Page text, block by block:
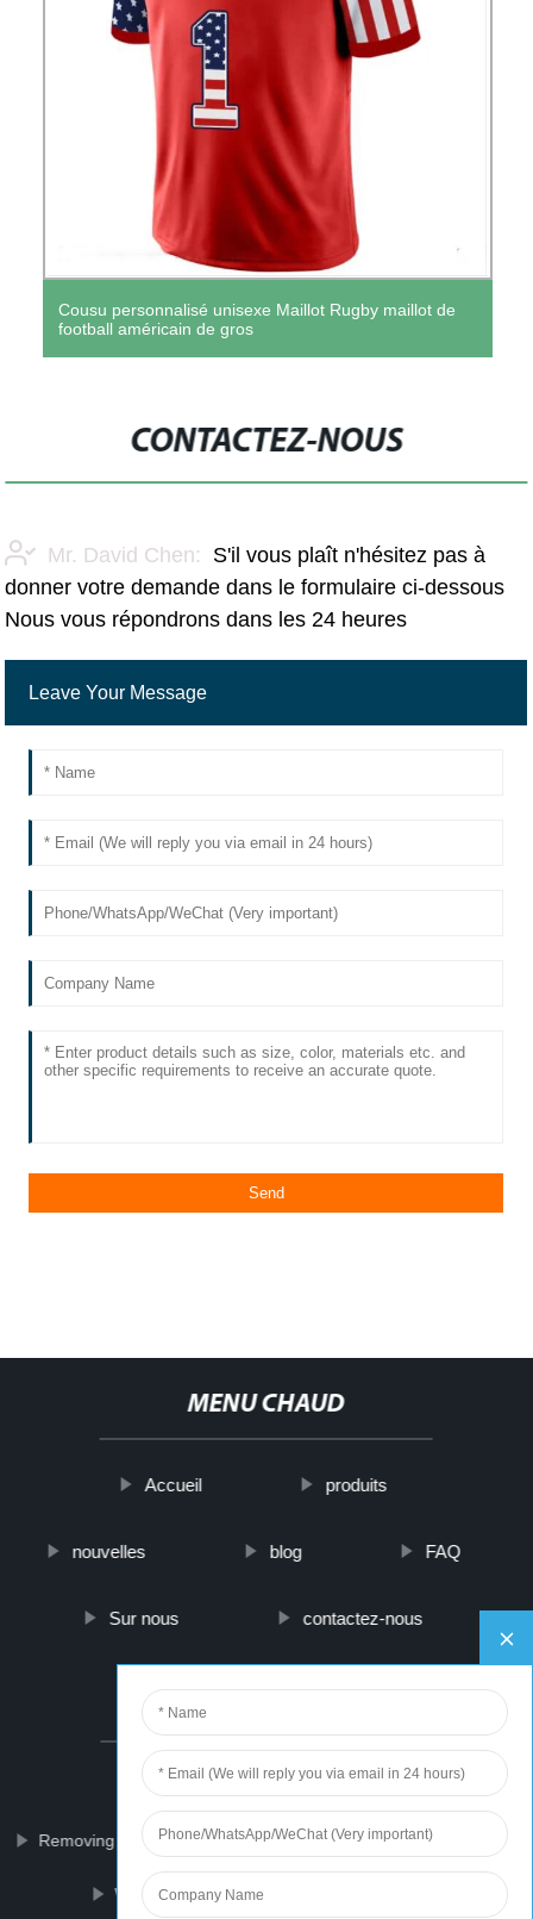
Cousu personnalisé unisexe Maillot Rugby maillot de
football américain de gros
CONTACTEZ-NOUS
Mr. David Chen:
S'il vous plaît n'hésitez pas à
donner votre demande dans le formulaire ci-dessous
Nous vous répondrons dans les 24 heures
MENU CHAUD
Accueil produits
nouvelles blog FAQ
Sur nous contactez-nous
PARTNER COMPANY
Cling Film For Wrapping Furniture
Removing Huge Blackheads Heating Electric Lunch Box
Woodworking Chisels